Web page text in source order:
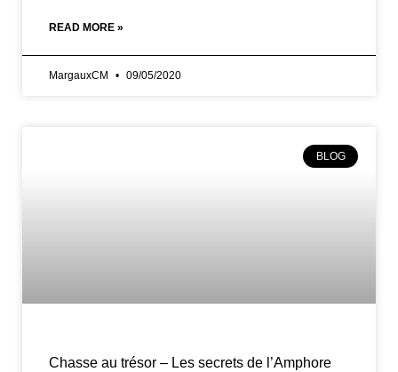
READ MORE »
MargauxCM 09/05/2020
BLOG
Chasse au trésor – Les secrets de l’Amphore